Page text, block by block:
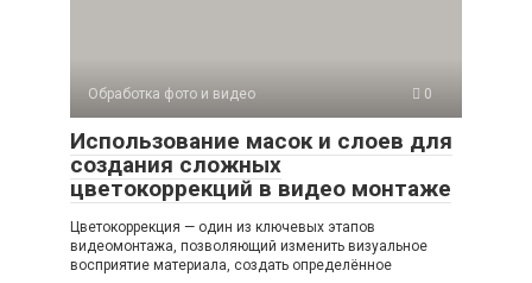
Обработка фото и видео 0
Использование масок и слоев для
создания сложных
цветокоррекций в видео монтаже
Цветокоррекция — один из ключевых этапов
видеомонтажа, позволяющий изменить визуальное
восприятие материала, создать определённое